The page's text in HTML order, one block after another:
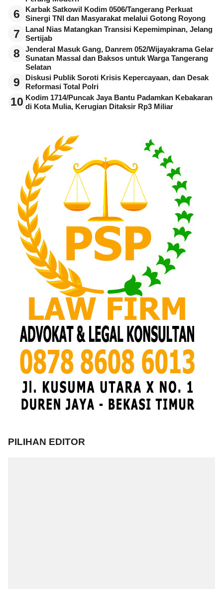
6
Karbak Satkowil Kodim 0506/Tangerang Perkuat
Sinergi TNI dan Masyarakat melalui Gotong Royong
7
Lanal Nias Matangkan Transisi Kepemimpinan, Jelang
Sertijab
8
Jenderal Masuk Gang, Danrem 052/Wijayakrama Gelar
Sunatan Massal dan Baksos untuk Warga Tangerang
Selatan
9
Diskusi Publik Soroti Krisis Kepercayaan, dan Desak
Reformasi Total Polri
10 Kodim 1714/Puncak Jaya Bantu Padamkan Kebakaran
di Kota Mulia, Kerugian Ditaksir Rp3 Miliar
PILIHAN EDITOR